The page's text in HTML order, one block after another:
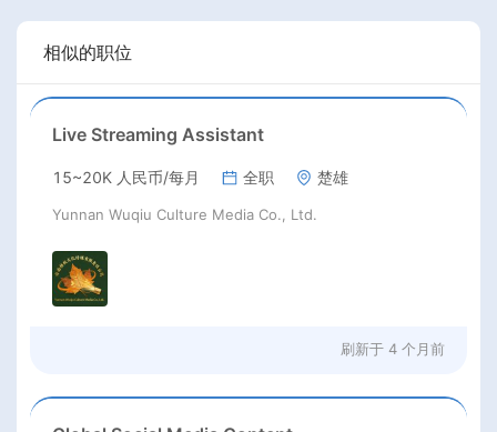
相似的职位
Live Streaming Assistant
15~20K 人民币/每月 全职 楚雄
Yunnan Wuqiu Culture Media Co., Ltd.
刷新于 4 个月前